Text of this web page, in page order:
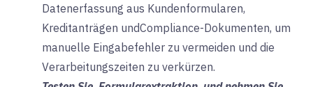
Datenerfassung aus Kundenformularen,
Kreditanträgen undCompliance-Dokumenten, um
manuelle Eingabefehler zu vermeiden und die
Verarbeitungszeiten zu verkürzen.